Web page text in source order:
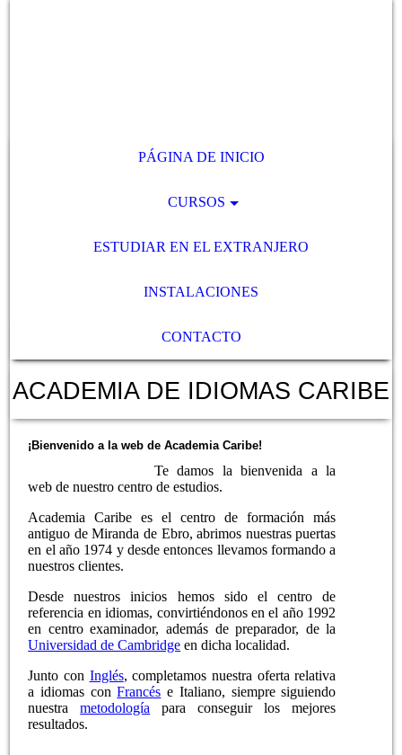
PÁGINA DE INICIO
CURSOS
ESTUDIAR EN EL EXTRANJERO
INSTALACIONES
CONTACTO
ACADEMIA DE IDIOMAS CARIBE
¡Bienvenido a la web de Academia Caribe!
Te damos la bienvenida a la
web de nuestro centro de estudios.
Academia Caribe es el centro de formación más
antiguo de Miranda de Ebro, abrimos nuestras puertas
en el año 1974 y desde entonces llevamos formando a
nuestros clientes.
Desde nuestros inicios hemos sido el centro de
referencia en idiomas, convirtiéndonos en el año 1992
en centro examinador, además de preparador, de la
Universidad de Cambridge en dicha localidad.
Junto con Inglés, completamos nuestra oferta relativa
a idiomas conFrancés e Italiano, siempre siguiendo
nuestrametodología para conseguir los mejores
resultados.